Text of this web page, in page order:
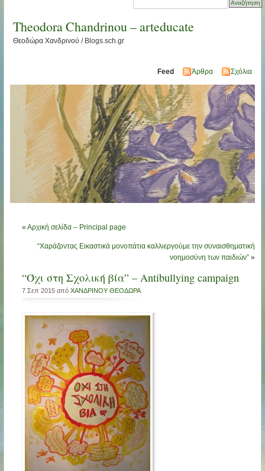
Theodora Chandrinou – arteducate
Θεοδώρα Χανδρινού / Blogs.sch.gr
Feed Άρθρα Σχόλια
« Αρχική σελίδα – Principal page
“Χαράζοντας Εικαστικά μονοπάτια καλλιεργούμε την συναισθηματική
νοημοσύνη των παιδιών” »
“Όχι στη Σχολική βία” – Antibullying campaign
7 Σεπ 2015 από ΧΑΝΔΡΙΝΟΥ ΘΕΟΔΩΡΑ